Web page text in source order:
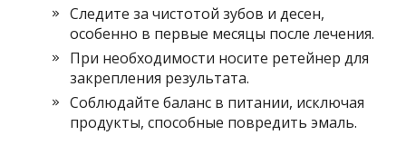
Следите за чистотой зубов и десен,
особенно в первые месяцы после лечения.
При необходимости носите ретейнер для
закрепления результата.
Соблюдайте баланс в питании, исключая
продукты, способные повредить эмаль.